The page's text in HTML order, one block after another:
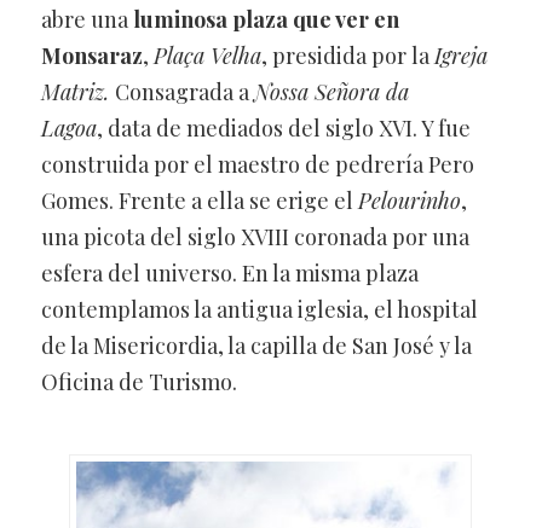
abre una luminosa plaza que ver en
Monsaraz, Plaça Velha, presidida por la Igreja
Matriz. Consagrada a Nossa Señora da
Lagoa, data de mediados del siglo XVI. Y fue
construida por el maestro de pedrería Pero
Gomes. Frente a ella se erige el Pelourinho,
una picota del siglo XVIII coronada por una
esfera del universo. En la misma plaza
contemplamos la antigua iglesia, el hospital
de la Misericordia, la capilla de San José y la
Oficina de Turismo.